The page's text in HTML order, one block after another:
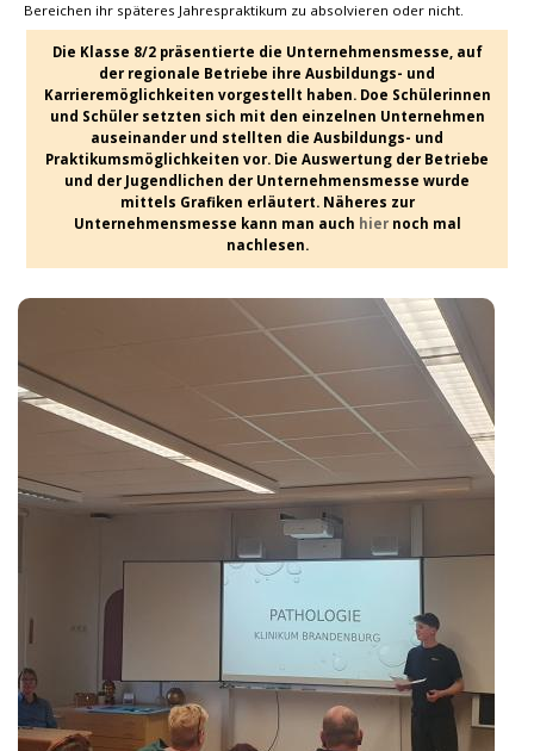
Bereichen ihr späteres Jahrespraktikum zu absolvieren oder nicht.
Die Klasse 8/2 präsentierte die Unternehmensmesse, auf
der regionale Betriebe ihre Ausbildungs- und
Karrieremöglichkeiten vorgestellt haben. Doe Schülerinnen
und Schüler setzten sich mit den einzelnen Unternehmen
auseinander und stellten die Ausbildungs- und
Praktikumsmöglichkeiten vor. Die Auswertung der Betriebe
und der Jugendlichen der Unternehmensmesse wurde
mittels Grafiken erläutert. Näheres zur
Unternehmensmesse kann man auch hiernoch mal
nachlesen.